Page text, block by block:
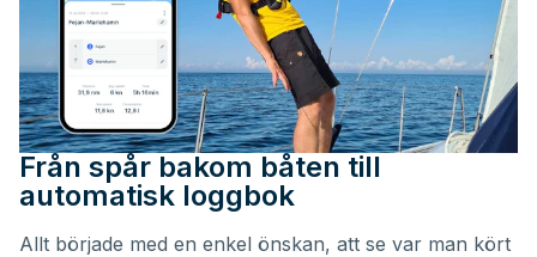
Från spår bakom båten till
automatisk loggbok
Allt började med en enkel önskan, att se var man kört